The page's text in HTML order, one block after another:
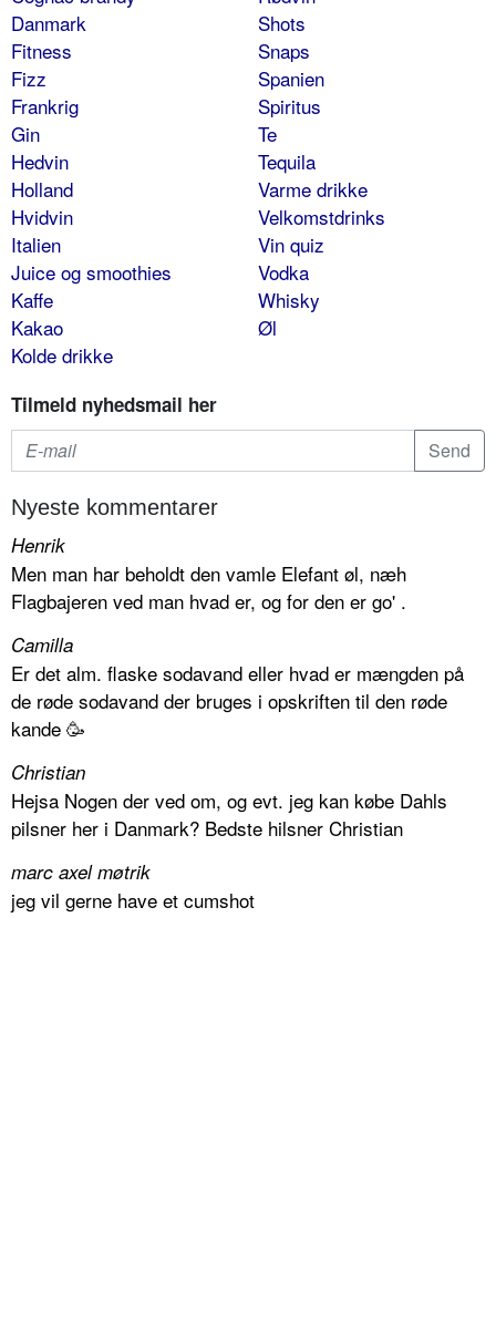
Danmark
Fitness
Fizz
Frankrig
Gin
Hedvin
Holland
Hvidvin
Italien
Juice og smoothies
Kaffe
Kakao
Kolde drikke
Shots
Snaps
Spanien
Spiritus
Te
Tequila
Varme drikke
Velkomstdrinks
Vin quiz
Vodka
Whisky
Øl
Tilmeld nyhedsmail her
Nyeste kommentarer
Henrik
Men man har beholdt den vamle Elefant øl, næh
Flagbajeren ved man hvad er, og for den er go' .
Camilla
Er det alm. flaske sodavand eller hvad er mængden på
de røde sodavand der bruges i opskriften til den røde
kande 🥳
Christian
Hejsa Nogen der ved om, og evt. jeg kan købe Dahls
pilsner her i Danmark? Bedste hilsner Christian
marc axel møtrik
jeg vil gerne have et cumshot